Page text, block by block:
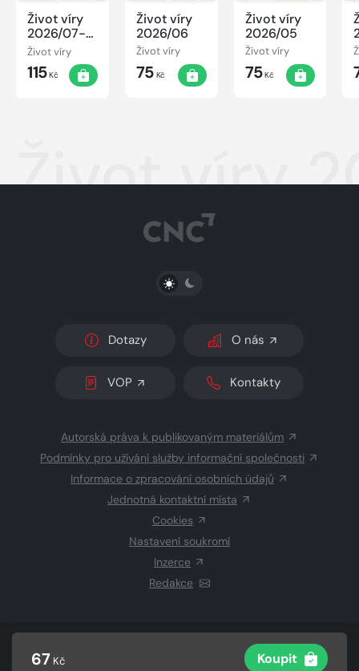
67 Kč Koupit
Život víry
2026/07-
08
Život víry
115Kč
Život víry
2026/06
Život víry
75Kč
Život víry
2026/05
Život víry
75Kč
Život víry
PŘEPNOUT SVĚTLÝ/TMAVÝ REŽIM
Dotazy O nás
VOP Kontakty
Autorská práva k publikovaným materiálům
Podmínky pro užívání služby informační společnosti
Informace o zpracování osobních údajů
Jednotná kontaktní místa
Cookies
Nastavení soukromí
Inzerce
Redakce
CZECH NEWS CENTER a.s.a dodavatelé